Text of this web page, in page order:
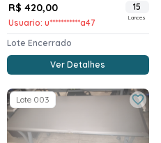
R$ 420,00
Usuario: u***********a47
15
Lances
Lote Encerrado
Ver Detalhes
Lote 003